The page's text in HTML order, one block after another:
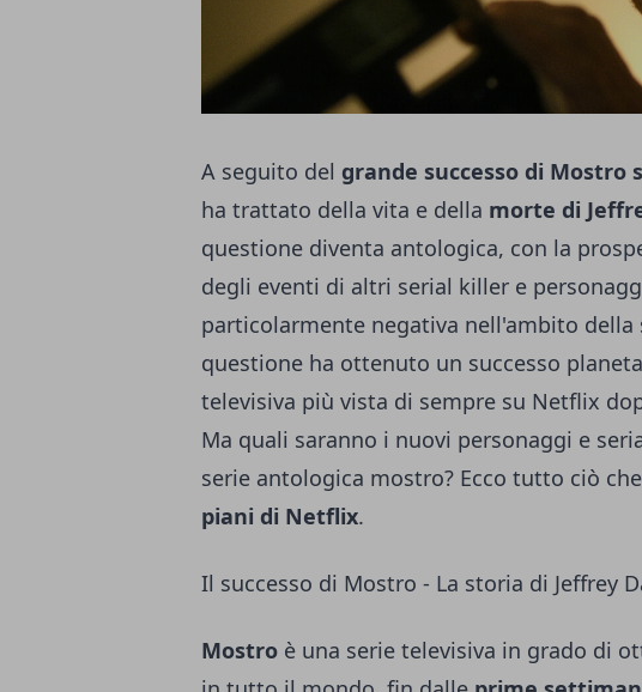
A seguito del grande successo di Mostro
ha trattato della vita e della morte di
questione diventa antologica, con la
degli eventi di altri serial killer e
particolarmente negativa nell'ambito
questione ha ottenuto un successo
televisiva più vista di sempre su Netflix
Ma quali saranno i nuovi personaggi e
serie antologica mostro? Ecco tutto ciò
piani di Netflix.
Il successo di Mostro - La storia di Jeffrey
Mostro è una serie televisiva in grado di